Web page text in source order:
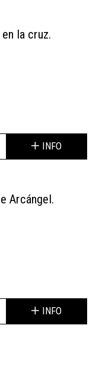
la cruz.
INFO
Arcángel.
INFO